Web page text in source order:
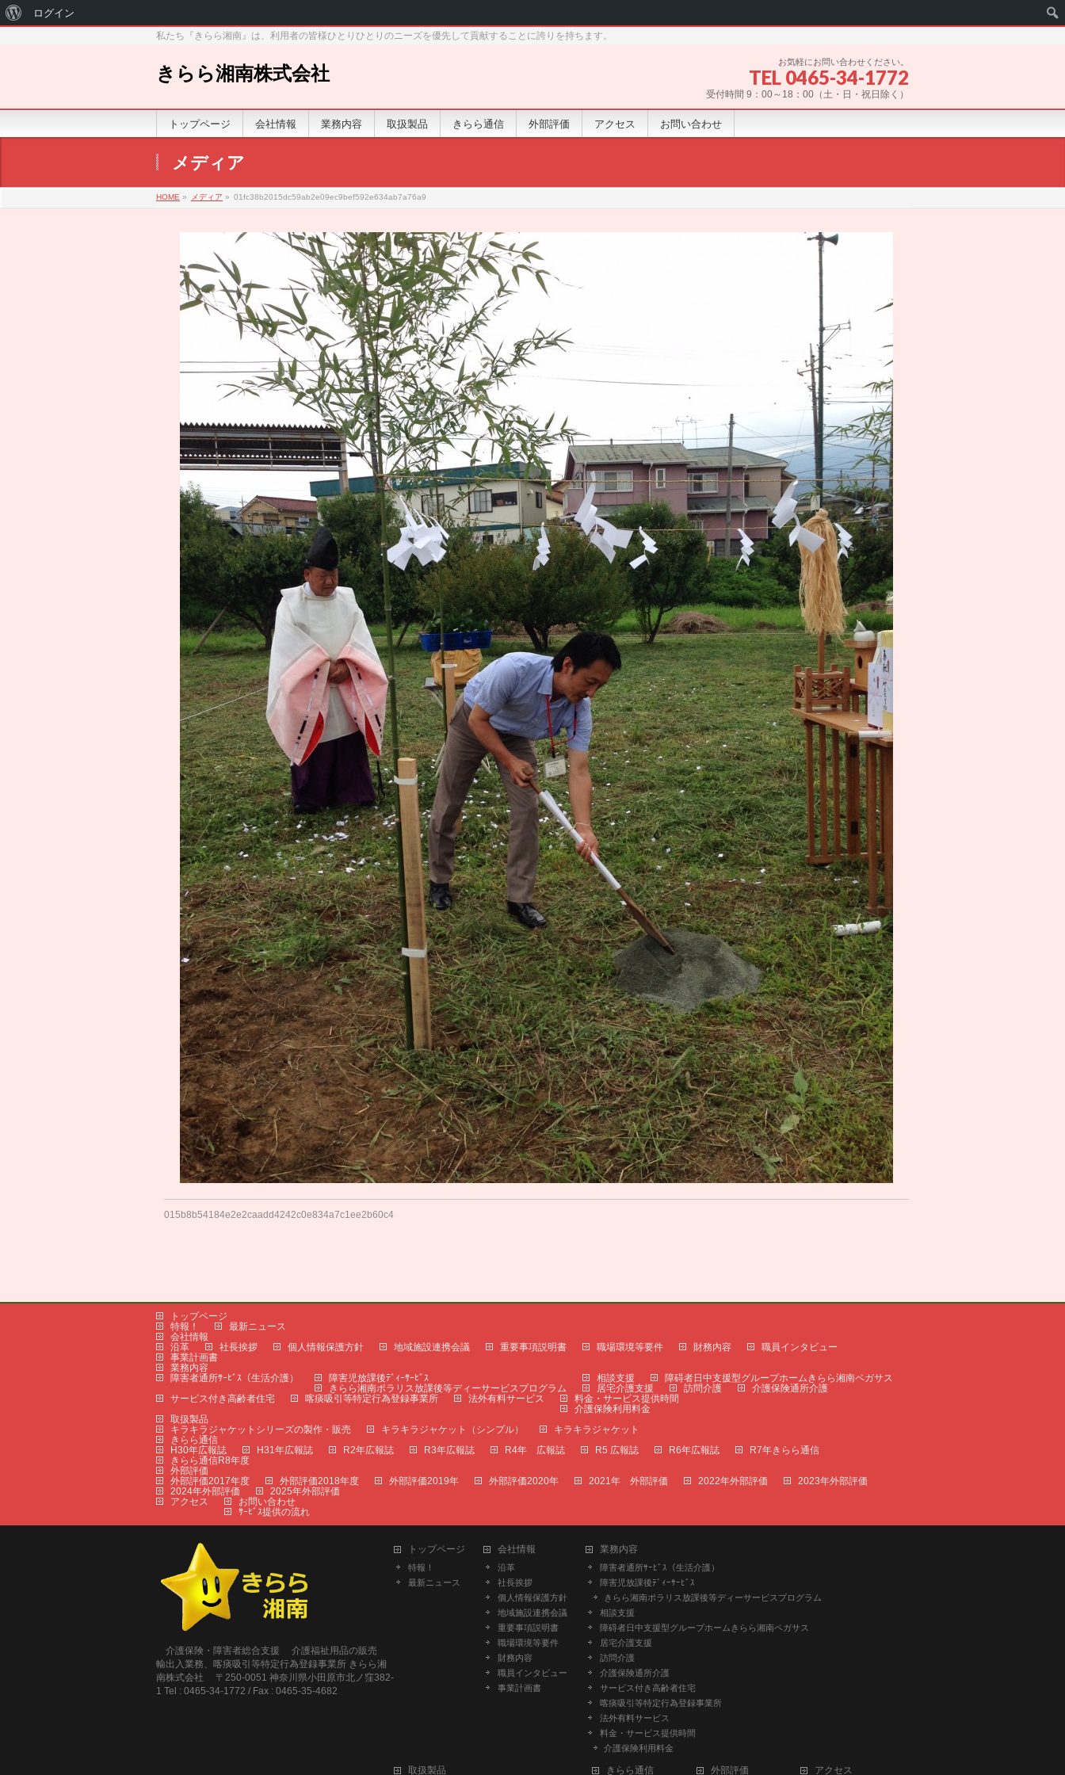
私たち『きらら湘南』は、利用者の皆様ひとりひとりのニーズを優先して貢献することに誇りを持ちます。
きらら湘南株式会社
お気軽にお問い合わせください。
TEL 0465-34-1772
受付時間 9：00～18：00（土・日・祝日除く）
トップページ 会社情報 業務内容 取扱製品 きらら通信 外部評価 アクセス お問い合わせ
メディア
HOME » メディア » 01fc38b2015dc59ab2e09ec9bef592e634ab7a76a9
015b8b54184e2e2caadd4242c0e834a7c1ee2b60c4
トップページ
特報！
最新ニュース
会社情報
沿革
社長挨拶 個人情報保護方針 地域施設連携会議 重要事項説明書 職場環境等要件 財務内容
職員インタビュー
事業計画書
業務内容
障害者通所ｻｰﾋﾞｽ（生活介護）
障害児放課後ﾃﾞｨｰｻｰﾋﾞｽ
きらら湘南ポラリス放課後等ディーサービスプログラム
相談支援
障碍者日中支援型グループホームきらら湘南ペガサス
居宅介護支援
訪問介護
介護保険通所介護
サービス付き高齢者住宅
喀痰吸引等特定行為登録事業所 法外有料サービス
料金・サービス提供時間
介護保険利用料金
取扱製品
キラキラジャケットシリーズの製作・販売
キラキラジャケット（シンプル）
キラキラジャケット
きらら通信
H30年広報誌
H31年広報誌 R2年広報誌 R3年広報誌 R4年 広報誌 R5 広報誌 R6年広報誌
R7年きらら通信
きらら通信R8年度
外部評価
外部評価2017年度
外部評価2018年度 外部評価2019年 外部評価2020年 2021年 外部評価 2022年外部評価
2023年外部評価
2024年外部評価
2025年外部評価
アクセス
お問い合わせ
ｻｰﾋﾞｽ提供の流れ
介護保険・障害者総合支援 介護福祉用品の販売
輸出入業務、喀痰吸引等特定行為登録事業所 きらら湘
南株式会社 〒250-0051 神奈川県小田原市北ノ窪382-
1 Tel : 0465-34-1772 / Fax : 0465-35-4682
トップページ
特報！
最新ニュース
会社情報
沿革
社長挨拶
個人情報保護方針
地域施設連携会議
重要事項説明書
職場環境等要件
財務内容
職員インタビュー
事業計画書
業務内容
障害者通所ｻｰﾋﾞｽ（生活介護）
障害児放課後ﾃﾞｨｰｻｰﾋﾞｽ
きらら湘南ポラリス放課後等ディーサービスプログラム
相談支援
障碍者日中支援型グループホームきらら湘南ペガサス
居宅介護支援
訪問介護
介護保険通所介護
サービス付き高齢者住宅
喀痰吸引等特定行為登録事業所
法外有料サービス
料金・サービス提供時間
介護保険利用料金
取扱製品 きらら通信 外部評価 アクセス
WordPress
て
ログイン